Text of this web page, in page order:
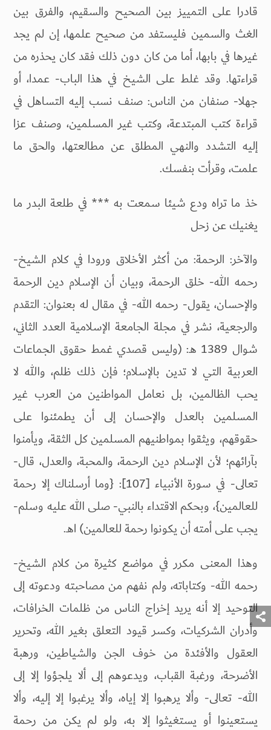
قادرا على التمييز بين الصحيح والسقيم، والفرق بين
الغث والسمين فليستفد من صحيح علمها، إن لم يجد
غيرها في بابها، أما من كان دون ذلك فقد كان يحذره من
قراءتها. وقد غلط على الشيخ في هذا الباب- عمدا، أو
جهلا- صنفان من الناس: صنف نسب إليه التساهل في
قراءة كتب المبتدعة، وكتب غير المسلمين، وصنف عزا
إليه التشدد والنهي المطلق عن مطالعتها، والحق ما
علمت، وقرأت بنفسك.
خذ ما تراه ودع شيئا سمعت به *** في طلعة البدر ما
يغنيك عن زحل
والآخر: الرحمة: من أكثر الأخلاق ورودا في كلام الشيخ-
رحمه الله- خلق الرحمة، وبيان أن الإسلام دين الرحمة
والإحسان، يقول- رحمه الله- في مقال له بعنوان: التقدم
والرجعية، نشر في مجلة الجامعة الإسلامية العدد الثاني،
شوال 1389 هـ: (وليس قصدي غمط حقوق الجماعات
العربية التي لا تدين بالإسلام؛ فإن ذلك ظلم، والله لا
يحب الظالمين، بل نعامل المواطنين من العرب غير
المسلمين بالعدل والإحسان إلى أن يطمئنوا على
حقوقهم، ويثقوا بمواطنيهم المسلمين كل الثقة، ويأمنوا
بآرائهم؛ لأن الإسلام دين الرحمة، والمحبة، والعدل، قال-
تعالى- في سورة الأنبياء [107]: {وما أرسلناك إلا رحمة
للعالمين}، وبحكم الاقتداء بالنبي- صلى الله عليه وسلم-
يجب على أمته أن يكونوا رحمة للعالمين) اهـ.
وهذا المعنى مكرر في مواضع كثيرة من كلام الشيخ-
رحمه الله- وكتاباته، ولم نفهم من مصاحبته ودعوته إلى
التوحيد إلا أنه يريد إخراج الناس من ظلمات الخرافات،
وأدران الشركيات، وكسر قيود التعلق بغير الله، وتحرير
العقول والأفئدة من خوف الجن والشياطين، ورهبة
الأضرحة، ورغبة القباب، ويدعوهم إلى ألا يلجؤوا إلا إلى
الله- تعالى- وألا يرهبوا إلا إياه، وألا يرغبوا إلا إليه، وألا
يستعينوا أو يستغيثوا إلا به، ولو لم يكن من رحمة